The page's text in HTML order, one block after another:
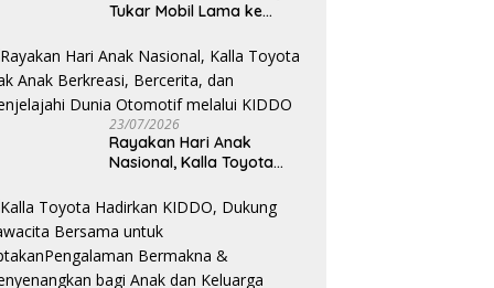
Tukar Mobil Lama ke
Paling Efisien
23/07/2026
Rayakan Hari Anak
Nasional, Kalla Toyota
Bercerita, dan Menjelajahi
Dunia Otomotif melalui
KIDDO